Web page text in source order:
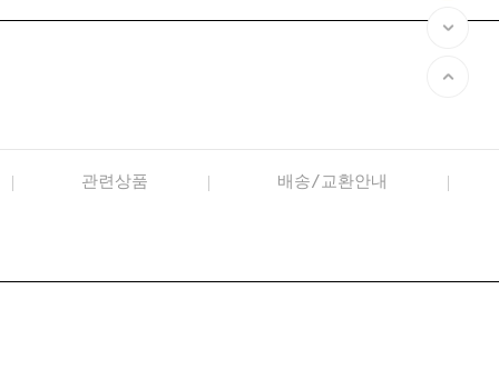
관련상품 배송/교환안내